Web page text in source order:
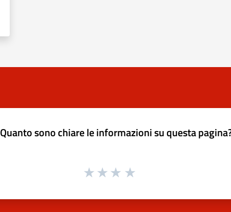
Quanto sono chiare le informazioni su questa